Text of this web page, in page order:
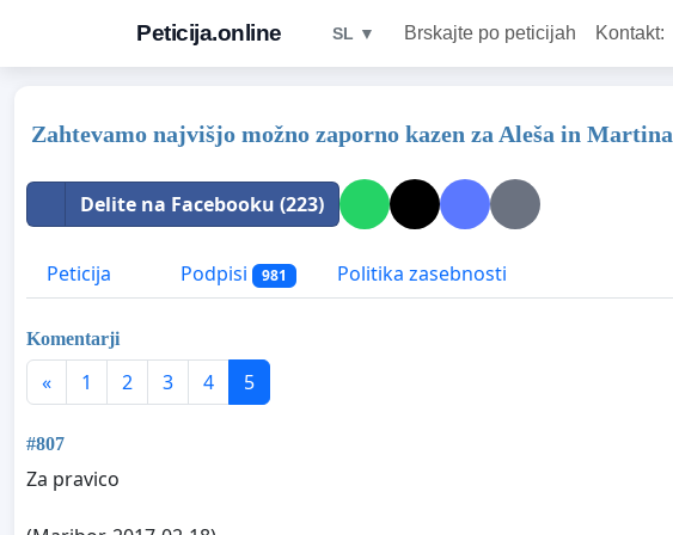
Peticija.online SL ▼ Brskajte po peticijah Kontakt:
Zahtevamo najvišjo možno zaporno kazen za Aleša in Martina
Delite na Facebooku (223)
Peticija Podpisi 981 Politika zasebnosti
Komentarji
« 1 2 3 4 5
#807
Za pravico